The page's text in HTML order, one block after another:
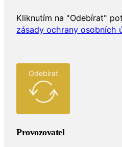
Kliknutím na "Odebírat"
zásady ochrany osobních
Odebírat
Provozovatel